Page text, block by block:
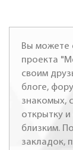
Вы можете
проекта
своим
блоге,
знакомых,
открытку
близким.
закладок,